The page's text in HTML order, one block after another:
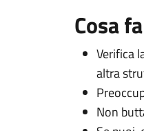
Cosa
Verifica
altra
Non